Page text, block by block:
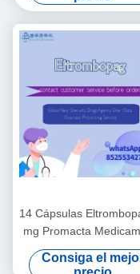
trombocitopenia
14 Cápsulas
mg Promacta
para la
Consiga el